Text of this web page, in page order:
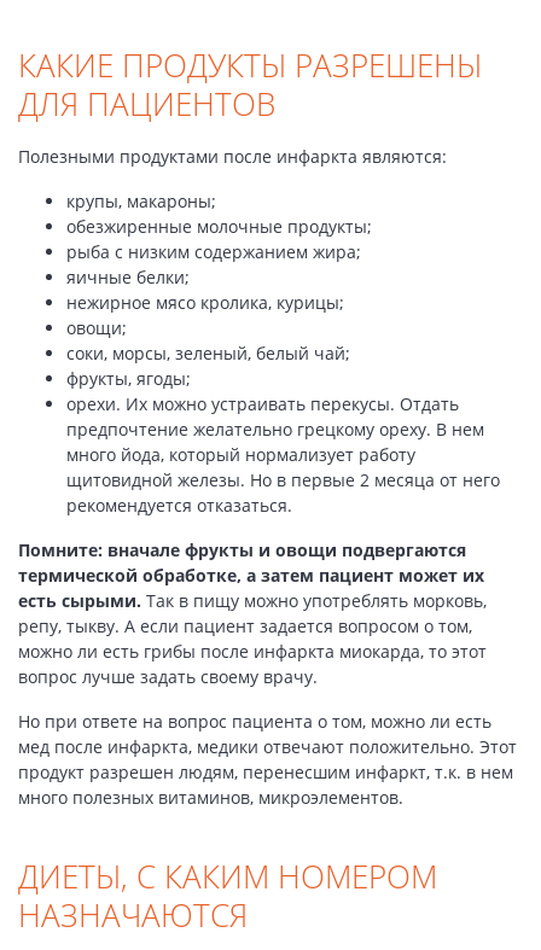
КАКИЕ ПРОДУКТЫ РАЗРЕШЕНЫ
ДЛЯ ПАЦИЕНТОВ
Полезными продуктами после инфаркта являются:
крупы, макароны;
обезжиренные молочные продукты;
рыба с низким содержанием жира;
яичные белки;
нежирное мясо кролика, курицы;
овощи;
соки, морсы, зеленый, белый чай;
фрукты, ягоды;
орехи. Их можно устраивать перекусы. Отдать
предпочтение желательно грецкому ореху. В нем
много йода, который нормализует работу
щитовидной железы. Но в первые 2 месяца от него
рекомендуется отказаться.
Помните: вначале фрукты и овощи подвергаются
термической обработке, а затем пациент может их
есть сырыми. Так в пищу можно употреблять морковь,
репу, тыкву. А если пациент задается вопросом о том,
можно ли есть грибы после инфаркта миокарда, то этот
вопрос лучше задать своему врачу.
Но при ответе на вопрос пациента о том, можно ли есть
мед после инфаркта, медики отвечают положительно. Этот
продукт разрешен людям, перенесшим инфаркт, т.к. в нем
много полезных витаминов, микроэлементов.
ДИЕТЫ, С КАКИМ НОМЕРОМ
НАЗНАЧАЮТСЯ